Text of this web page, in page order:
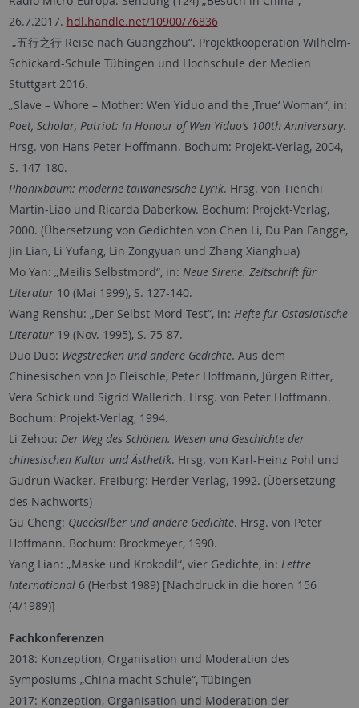
26.7.2017. hdl.handle.net/10900/76836
„五行之行 Reise nach Guangzhou“. Projektkooperation Wilhelm-
Schickard-Schule Tübingen und Hochschule der Medien
Stuttgart 2016.
„Slave – Whore – Mother: Wen Yiduo and the ‚True‘ Woman“, in:
Poet, Scholar, Patriot: In Honour of Wen Yiduo’s 100th Anniversary.
Hrsg. von Hans Peter Hoffmann. Bochum: Projekt-Verlag, 2004,
S. 147-180.
Phönixbaum: moderne taiwanesische Lyrik. Hrsg. von Tienchi
Martin-Liao und Ricarda Daberkow. Bochum: Projekt-Verlag,
2000. (Übersetzung von Gedichten von Chen Li, Du Pan Fangge,
Jin Lian, Li Yufang, Lin Zongyuan und Zhang Xianghua)
Mo Yan: „Meilis Selbstmord“, in: Neue Sirene. Zeitschrift für
Literatur10 (Mai 1999), S. 127-140.
Wang Renshu: „Der Selbst-Mord-Test“, in: Hefte für Ostasiatische
Literatur19 (Nov. 1995), S. 75-87.
Duo Duo: Wegstrecken und andere Gedichte. Aus dem
Chinesischen von Jo Fleischle, Peter Hoffmann, Jürgen Ritter,
Vera Schick und Sigrid Wallerich. Hrsg. von Peter Hoffmann.
Bochum: Projekt-Verlag, 1994.
Li Zehou: Der Weg des Schönen. Wesen und Geschichte der
chinesischen Kultur und Ästhetik. Hrsg. von Karl-Heinz Pohl und
Gudrun Wacker. Freiburg: Herder Verlag, 1992. (Übersetzung
des Nachworts)
Gu Cheng: Quecksilber und andere Gedichte. Hrsg. von Peter
Hoffmann. Bochum: Brockmeyer, 1990.
Yang Lian: „Maske und Krokodil“, vier Gedichte, in: Lettre
International 6 (Herbst 1989) [Nachdruck in die horen 156
(4/1989)]
Fachkonferenzen
2018: Konzeption, Organisation und Moderation des
Symposiums „China macht Schule“, Tübingen
2017: Konzeption, Organisation und Moderation der